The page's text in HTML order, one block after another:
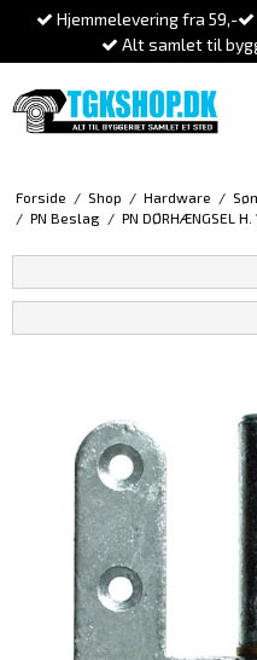
Hjemmelevering fra 59,-
Alt samlet til
Forside / Shop / Hardware /
/ PN Beslag / PN DØRHÆNGSEL H.